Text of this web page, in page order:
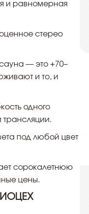
и равномерная
стерео
— это +70–
и то, и
одного
трансляции.
под любой цвет
сорокалетнюю
цены.